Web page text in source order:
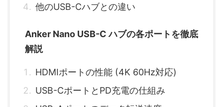
他のUSB-Cハブとの違い
Anker Nano USB-C ハブの各ポートを徹底
解説
HDMIポートの性能 (4K 60Hz対応)
USB-CポートとPD充電の仕組み